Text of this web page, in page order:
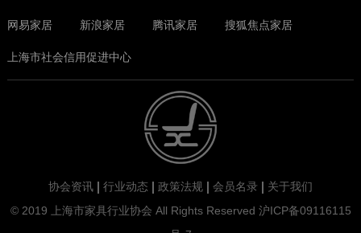
网易家居 新浪家居 腾讯家居 搜狐焦点家居
上海市社会信用促进中心
协会资讯 行业动态 政策法规 会员名录
关于我们
© 2019 上海市家具行业协会 All Rights Reserved 沪ICP备09116115